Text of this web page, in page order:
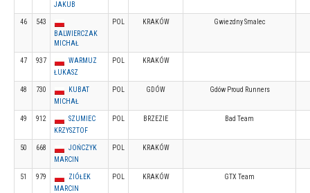
JAKUB
46
543
BALWIERCZAK
MICHAŁ
POL KRAKÓW Gwiezdny Smalec
47 937
WARMUZ
ŁUKASZ
POL KRAKÓW
48 730
KUBAT
MICHAŁ
POL GDÓW Gdów Proud Runners
49 912
SZUMIEC
KRZYSZTOF
POL BRZEZIE Bad Team
50 668
JOŃCZYK
MARCIN
POL KRAKÓW
51 979
ZIÓŁEK
MARCIN
POL KRAKÓW GTX Team